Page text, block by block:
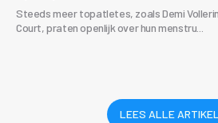
Steeds meer topatletes, zoals Demi
Court, praten openlijk over hun menstru...
LEES ALLE